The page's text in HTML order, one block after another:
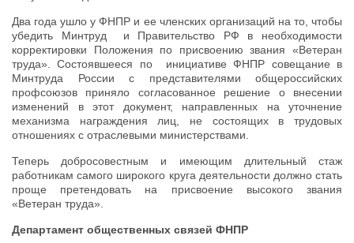
Два года ушло у ФНПР и ее членских организаций на то, чтобы
убедить Минтруд и Правительство РФ в необходимости
корректировки Положения по присвоению звания «Ветеран
труда». Состоявшееся по инициативе ФНПР совещание в
Минтруда России с представителями общероссийских
профсоюзов приняло согласованное решение о внесении
изменений в этот документ, направленных на уточнение
механизма награждения лиц, не состоящих в трудовых
отношениях с отраслевыми министерствами.
Теперь добросовестным и имеющим длительный стаж
работникам самого широкого круга деятельности должно стать
проще претендовать на присвоение высокого звания
«Ветеран труда».
Департамент общественных связей ФНПР